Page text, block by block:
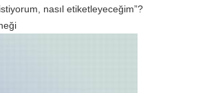
nasıl etiketleyeceğim”?